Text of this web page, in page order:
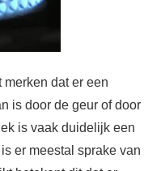
dat er een
is door de geur of door
is vaak duidelijk een
er meestal sprake van